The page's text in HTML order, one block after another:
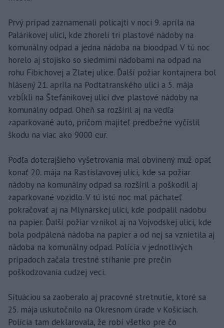
Prvý prípad zaznamenali policajti v noci 9. apríla na
Palárikovej ulici, kde zhoreli tri plastové nádoby na
komunálny odpad a jedna nádoba na bioodpad. V tú noc
horelo aj stojisko so siedmimi nádobami na odpad na
rohu Fibichovej a Zlatej ulice. Ďalší požiar kontajnera bol
hlásený 21. apríla na Podtatranského ulici a 5. mája
vzbĺkli na Štefánikovej ulici dve plastové nádoby na
komunálny odpad. Oheň sa rozšíril aj na vedľa
zaparkované auto, pričom majiteľ predbežne vyčíslil
škodu na viac ako 9000 eur.
Podľa doterajšieho vyšetrovania mal obvinený muž opäť
konať 20. mája na Rastislavovej ulici, kde sa požiar
nádoby na komunálny odpad sa rozšíril a poškodil aj
zaparkované vozidlo. V tú istú noc mal páchateľ
pokračovať aj na Mlynárskej ulici, kde podpálil nádobu
na papier. Ďalší požiar vznikol aj na Vojvodskej ulici, kde
bola podpálená nádoba na papier a od nej sa vznietila aj
nádoba na komunálny odpad. Polícia v jednotlivých
prípadoch začala trestné stíhanie pre prečin
poškodzovania cudzej veci.
Situáciou sa zaoberalo aj pracovné stretnutie, ktoré sa
25. mája uskutočnilo na Okresnom úrade v Košiciach.
Polícia tam deklarovala, že robí všetko pre čo